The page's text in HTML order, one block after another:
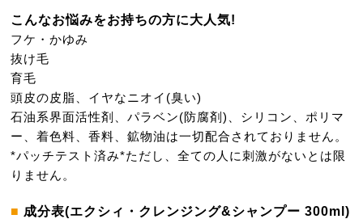
こんなお悩みをお持ちの方に大人気!
フケ・かゆみ
抜け毛
育毛
頭皮の皮脂、イヤなニオイ(臭い)
石油系界面活性剤、パラベン(防腐剤)、シリコン、ポリマ
ー、着色料、香料、鉱物油は一切配合されておりません。
*パッチテスト済み*ただし、全ての人に刺激がないとは限
りません。
成分表(エクシィ・クレンジング&シャンプー 300ml)